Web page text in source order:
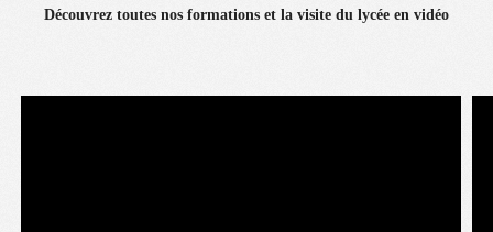
Découvrez toutes nos formations et la visite du lycée en vidéo